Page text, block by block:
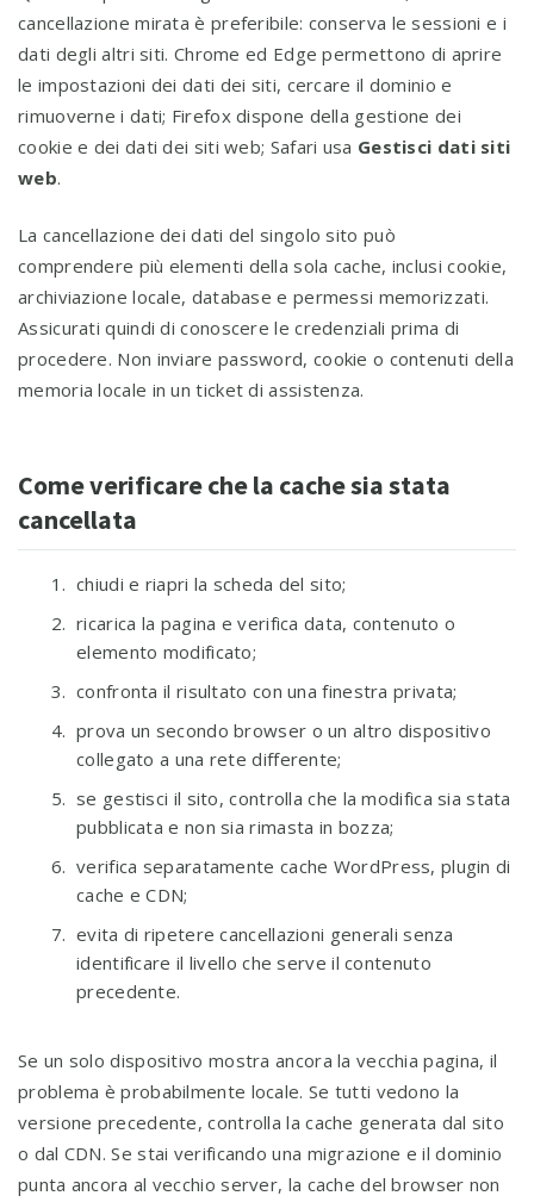
cancellazione mirata è preferibile: conserva le sessioni e i
dati degli altri siti. Chrome ed Edge permettono di aprire
le impostazioni dei dati dei siti, cercare il dominio e
rimuoverne i dati; Firefox dispone della gestione dei
cookie e dei dati dei siti web; Safari usa Gestisci dati siti
web.
La cancellazione dei dati del singolo sito può
comprendere più elementi della sola cache, inclusi cookie,
archiviazione locale, database e permessi memorizzati.
Assicurati quindi di conoscere le credenziali prima di
procedere. Non inviare password, cookie o contenuti della
memoria locale in un ticket di assistenza.
Come verificare che la cache sia stata
cancellata
chiudi e riapri la scheda del sito;
ricarica la pagina e verifica data, contenuto o
elemento modificato;
confronta il risultato con una finestra privata;
prova un secondo browser o un altro dispositivo
collegato a una rete differente;
se gestisci il sito, controlla che la modifica sia stata
pubblicata e non sia rimasta in bozza;
verifica separatamente cache WordPress, plugin di
cache e CDN;
evita di ripetere cancellazioni generali senza
identificare il livello che serve il contenuto
precedente.
Se un solo dispositivo mostra ancora la vecchia pagina, il
problema è probabilmente locale. Se tutti vedono la
versione precedente, controlla la cache generata dal sito
o dal CDN. Se stai verificando una migrazione e il dominio
punta ancora al vecchio server, la cache del browser non